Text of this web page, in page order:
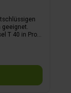
T 40 in Profil